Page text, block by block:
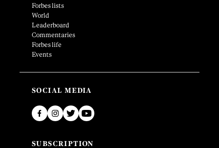
Forbes lists
World
Leaderboard
Commentaries
Forbes life
Events
SOCIAL MEDIA
SUBSCRIPTION